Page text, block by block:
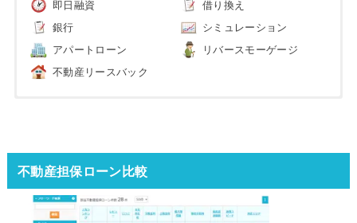
即日融資 借り換え
銀行 シミュレーション
アパートローン リバースモーゲージ
不動産リースバック
不動産担保ローン比較